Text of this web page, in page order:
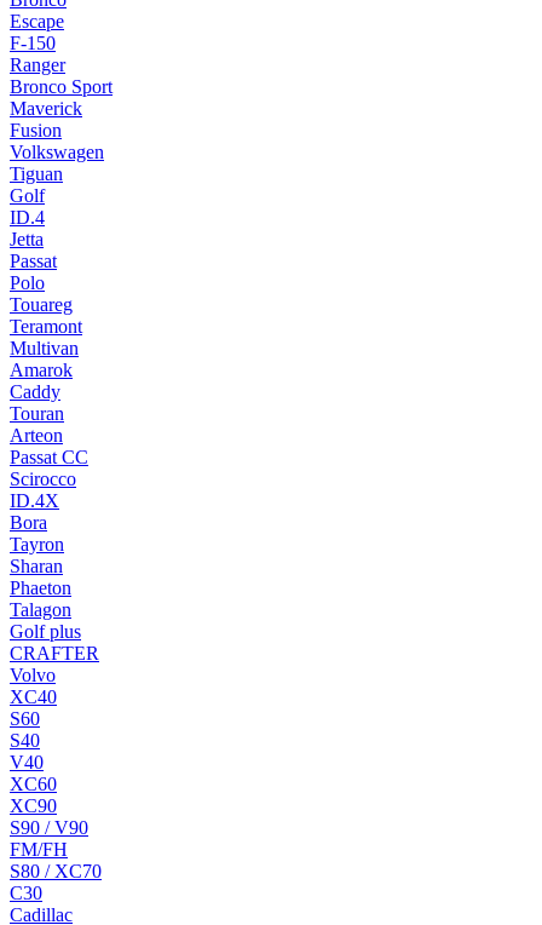
Escape
F-150
Ranger
Bronco Sport
Maverick
Fusion
Volkswagen
Tiguan
Golf
ID.4
Jetta
Passat
Polo
Touareg
Teramont
Multivan
Amarok
Caddy
Touran
Arteon
Passat CC
Scirocco
ID.4X
Bora
Tayron
Sharan
Phaeton
Talagon
Golf plus
CRAFTER
Volvo
XC40
S60
S40
V40
XC60
XC90
S90 / V90
FM/FH
S80 / XC70
C30
Cadillac